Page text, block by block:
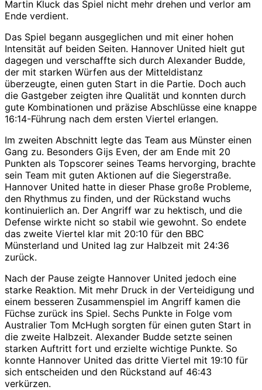
Martin Kluck das Spiel nicht mehr drehen und verlor am
Ende verdient.
Das Spiel begann ausgeglichen und mit einer hohen
Intensität auf beiden Seiten. Hannover United hielt gut
dagegen und verschaffte sich durch Alexander Budde,
der mit starken Würfen aus der Mitteldistanz
überzeugte, einen guten Start in die Partie. Doch auch
die Gastgeber zeigten ihre Qualität und konnten durch
gute Kombinationen und präzise Abschlüsse eine knappe
16:14-Führung nach dem ersten Viertel erlangen.
Im zweiten Abschnitt legte das Team aus Münster einen
Gang zu. Besonders Gijs Even, der am Ende mit 20
Punkten als Topscorer seines Teams hervorging, brachte
sein Team mit guten Aktionen auf die Siegerstraße.
Hannover United hatte in dieser Phase große Probleme,
den Rhythmus zu finden, und der Rückstand wuchs
kontinuierlich an. Der Angriff war zu hektisch, und die
Defense wirkte nicht so stabil wie gewohnt. So endete
das zweite Viertel klar mit 20:10 für den BBC
Münsterland und United lag zur Halbzeit mit 24:36
zurück.
Nach der Pause zeigte Hannover United jedoch eine
starke Reaktion. Mit mehr Druck in der Verteidigung und
einem besseren Zusammenspiel im Angriff kamen die
Füchse zurück ins Spiel. Sechs Punkte in Folge vom
Australier Tom McHugh sorgten für einen guten Start in
die zweite Halbzeit. Alexander Budde setzte seinen
starken Auftritt fort und erzielte wichtige Punkte. So
konnte Hannover United das dritte Viertel mit 19:10 für
sich entscheiden und den Rückstand auf 46:43
verkürzen.